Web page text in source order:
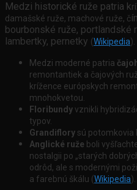
Medzi historické ruže patria k
damašské ruže, machové ruže, č
bourbonské ruže, portlandské
ambertky, pernetky (Wikipedia).
Medzi moderné patria č
remontantiek a čajových
krížence európskych
mnohokvetou.
Floribundyvznikli
typov.
Grandiflory sú potomkovia
Anglické ruže boli
nostalgii po „starých
odrôd, ale s modernými
a farebnú škálu (Wikipedia).